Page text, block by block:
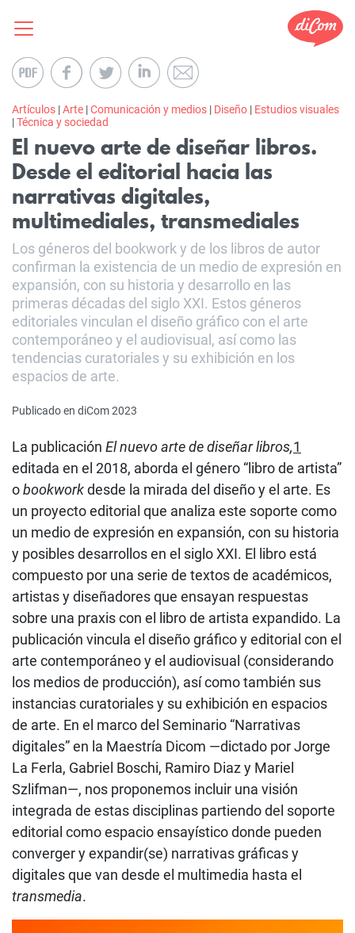
Artículos |Arte |Comunicación y medios | Diseño | Estudios visuales
|Técnica y sociedad
El nuevo arte de diseñar libros.
Desde el editorial hacia las
narrativas digitales,
multimediales, transmediales
Los géneros del bookwork y de los libros de autor
confirman la existencia de un medio de expresión en
expansión, con su historia y desarrollo en las
primeras décadas del siglo XXI. Estos géneros
editoriales vinculan el diseño gráfico con el arte
contemporáneo y el audiovisual, así como las
tendencias curatoriales y su exhibición en los
espacios de arte.
Publicado en diCom 2023
La publicación El nuevo arte de diseñar libros,1
editada en el 2018, aborda el género “libro de artista”
obookworkdesde la mirada del diseño y el arte. Es
un proyecto editorial que analiza este soporte como
un medio de expresión en expansión, con su historia
y posibles desarrollos en el siglo XXI. El libro está
compuesto por una serie de textos de académicos,
artistas y diseñadores que ensayan respuestas
sobre una praxis con el libro de artista expandido. La
publicación vincula el diseño gráfico y editorial con el
arte contemporáneo y el audiovisual (considerando
los medios de producción), así como también sus
instancias curatoriales y su exhibición en espacios
de arte. En el marco del Seminario “Narrativas
digitales” en la Maestría Dicom —dictado por Jorge
La Ferla, Gabriel Boschi, Ramiro Diaz y Mariel
Szlifman—, nos proponemos incluir una visión
integrada de estas disciplinas partiendo del soporte
editorial como espacio ensayístico donde pueden
converger y expandir(se) narrativas gráficas y
digitales que van desde el multimedia hasta el
transmedia.